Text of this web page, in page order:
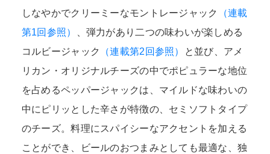
しなやかでクリーミーなモントレージャック
（連載
第1回参照）
、弾力があり二つの味わいが楽しめる
コルビージャック
（連載第2回参照）
と並び、アメ
リカン・オリジナルチーズの中でポピュラーな地位
を占めるペッパージャックは、マイルドな味わいの
中にピリッとした辛さが特徴の、セミソフトタイプ
のチーズ。料理にスパイシーなアクセントを加える
ことができ、ビールのおつまみとしても最適な、独